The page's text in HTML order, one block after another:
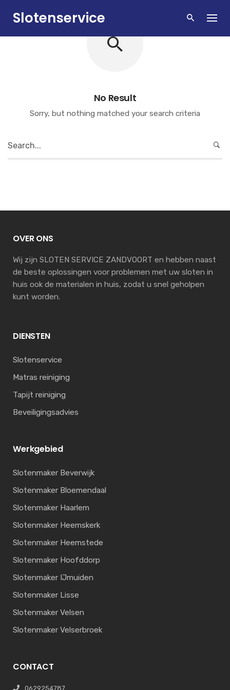
Slotenservice
No Result
Sorry, but nothing matched your search criteria
OVER ONS
Wij zijn SLOTEN SERVICE ZANDVOORT en hebben naast
de beste oplossingen voor problemen met uw sloten in
huis ook de materialen in huis, zodat u snel geholpen
kunt worden.
DIENSTEN
Slotenservice
Matras reiniging
Tapijt reiniging
Beveiligingsadvies
Werkgebied
Slotenmaker Beverwijk
Slotenmaker Bloemendaal
Slotenmaker Haarlem
Slotenmaker Heemskerk
Slotenmaker Heemstede
Slotenmaker Hoofddorp
Slotenmaker IJmuiden
Slotenmaker Lisse
Slotenmaker Velsen
Slotenmaker Velserbroek
CONTACT
0629254787